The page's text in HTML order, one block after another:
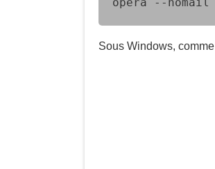
Sous Windows,